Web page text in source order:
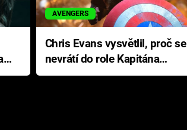
AVENGERS
Chris Evans vysvětlil, proč se
nevrátí do role Kapitána
Ameriky